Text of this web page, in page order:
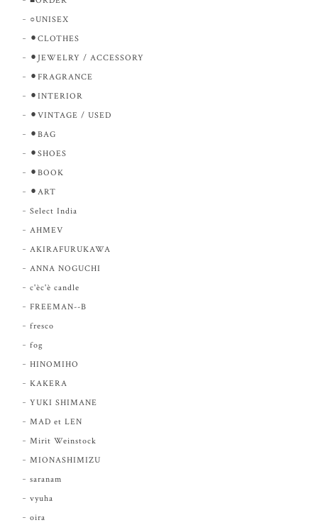
○UNISEX
⚫︎CLOTHES
⚫︎JEWELRY / ACCESSORY
⚫︎FRAGRANCE
⚫︎INTERIOR
⚫︎VINTAGE / USED
⚫︎BAG
⚫︎SHOES
⚫︎BOOK
⚫︎ART
Select India
AHMEV
AKIRAFURUKAWA
ANNA NOGUCHI
c'èc'è candle
FREEMAN--B
fresco
fog
HINOMIHO
KAKERA
YUKI SHIMANE
MAD et LEN
Mirit Weinstock
MIONASHIMIZU
saranam
vyuha
oira